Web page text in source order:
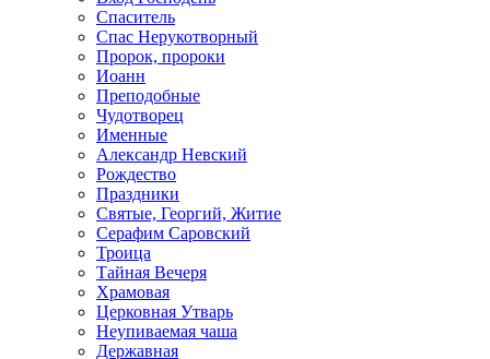
Спаситель
Спас Нерукотворный
Пророк, пророки
Иоанн
Преподобные
Чудотворец
Именные
Александр Невский
Рождество
Праздники
Святые, Георгий, Житие
Серафим Саровский
Троица
Тайная Вечеря
Храмовая
Церковная Утварь
Неупиваемая чаша
Державная